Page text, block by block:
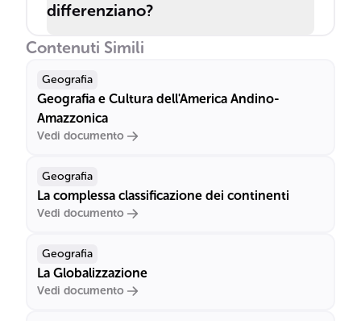
differenziano?
Contenuti Simili
Geografia
Geografia e Cultura dell'America Andino-
Amazzonica
Vedi documento
Geografia
La complessa classificazione dei continenti
Vedi documento
Geografia
La Globalizzazione
Vedi documento